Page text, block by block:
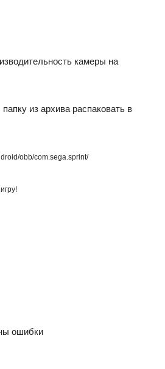
камеры на
из архива распаковать в
obb/com.sega.sprint/
ошибки